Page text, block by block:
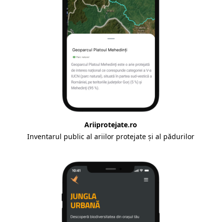
Ariiprotejate.ro
Inventarul public al ariilor protejate și al pădurilor